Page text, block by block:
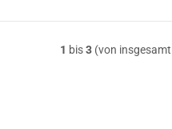
1 bis3 (von